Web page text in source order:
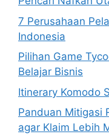
7 Perusahaan
Indonesia
Pilihan Game
Belajar Bisnis
Itinerary Komodo
Panduan Mitigasi
agar Klaim Lebih